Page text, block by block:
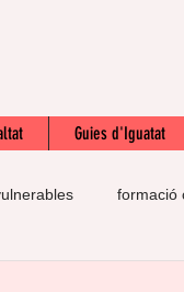
Guies d'Iguatat
formació